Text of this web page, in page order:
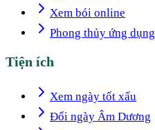
Xem bói online
Phong thủy ứng dụng
Tiện ích
Xem ngày tốt xấu
Đổi ngày Âm Dương